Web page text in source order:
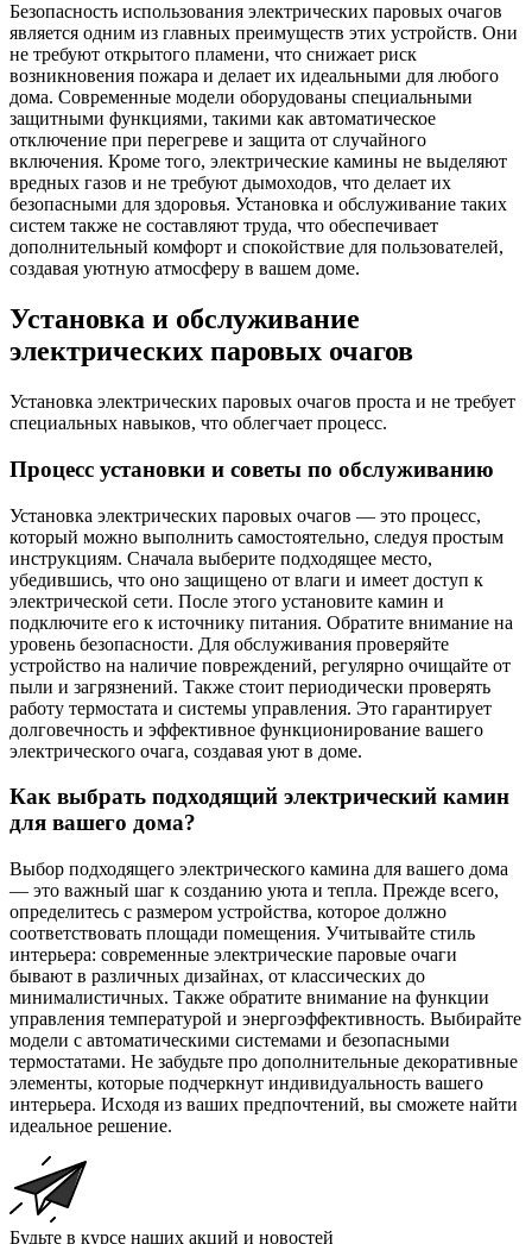
Безопасность использования электрических паровых очагов
является одним из главных преимуществ этих устройств. Они
не требуют открытого пламени, что снижает риск
возникновения пожара и делает их идеальными для любого
дома. Современные модели оборудованы специальными
защитными функциями, такими как автоматическое
отключение при перегреве и защита от случайного
включения. Кроме того, электрические камины не выделяют
вредных газов и не требуют дымоходов, что делает их
безопасными для здоровья. Установка и обслуживание таких
систем также не составляют труда, что обеспечивает
дополнительный комфорт и спокойствие для пользователей,
создавая уютную атмосферу в вашем доме.
Установка и обслуживание
электрических паровых очагов
Установка электрических паровых очагов проста и не требует
специальных навыков, что облегчает процесс.
Процесс установки и советы по обслуживанию
Установка электрических паровых очагов — это процесс,
который можно выполнить самостоятельно, следуя простым
инструкциям. Сначала выберите подходящее место,
убедившись, что оно защищено от влаги и имеет доступ к
электрической сети. После этого установите камин и
подключите его к источнику питания. Обратите внимание на
уровень безопасности. Для обслуживания проверяйте
устройство на наличие повреждений, регулярно очищайте от
пыли и загрязнений. Также стоит периодически проверять
работу термостата и системы управления. Это гарантирует
долговечность и эффективное функционирование вашего
электрического очага, создавая уют в доме.
Как выбрать подходящий электрический камин
для вашего дома?
Выбор подходящего электрического камина для вашего дома
— это важный шаг к созданию уюта и тепла. Прежде всего,
определитесь с размером устройства, которое должно
соответствовать площади помещения. Учитывайте стиль
интерьера: современные электрические паровые очаги
бывают в различных дизайнах, от классических до
минималистичных. Также обратите внимание на функции
управления температурой и энергоэффективность. Выбирайте
модели с автоматическими системами и безопасными
термостатами. Не забудьте про дополнительные декоративные
элементы, которые подчеркнут индивидуальность вашего
интерьера. Исходя из ваших предпочтений, вы сможете найти
идеальное решение.
Будьте в курсе наших акций и новостей